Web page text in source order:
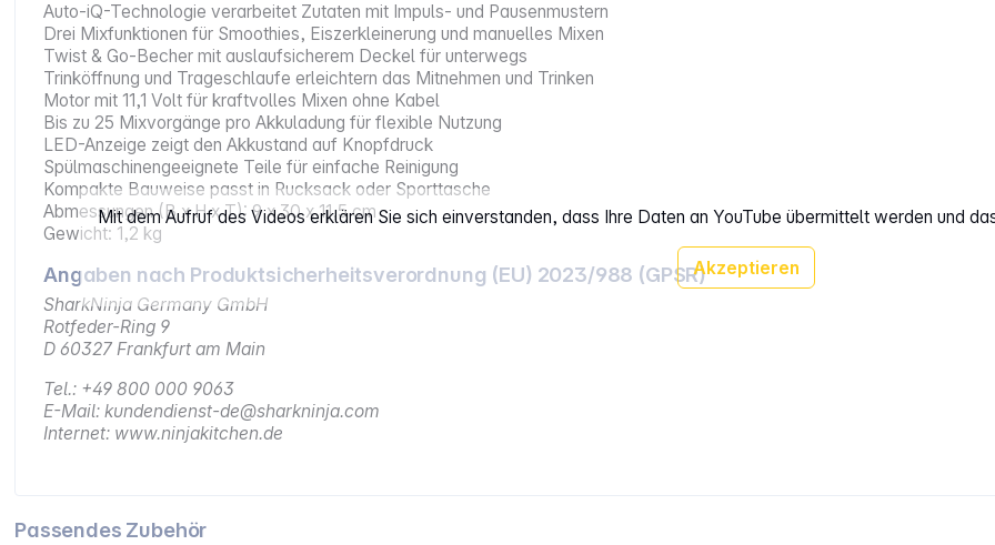
Mit dem Aufruf des Videos erklären Sie sich einverstanden, dass Ihre Daten an YouTube übermittelt werden und
Akzeptieren
Auto-iQ-Technologie verarbeitet Zutaten mit Impuls- und Pausenmustern
Drei Mixfunktionen für Smoothies, Eiszerkleinerung und manuelles Mixen
Twist & Go-Becher mit auslaufsicherem Deckel für unterwegs
Trinköffnung und Trageschlaufe erleichtern das Mitnehmen und Trinken
Motor mit 11,1 Volt für kraftvolles Mixen ohne Kabel
Bis zu 25 Mixvorgänge pro Akkuladung für flexible Nutzung
LED-Anzeige zeigt den Akkustand auf Knopfdruck
Spülmaschinengeeignete Teile für einfache Reinigung
Kompakte Bauweise passt in Rucksack oder Sporttasche
Abmessungen (B x H x T): 9 x 30 x 11,5 cm
Gewicht: 1,2 kg
Angaben nach Produktsicherheitsverordnung (EU) 2023/988 (GPSR)
SharkNinja Germany GmbH
Rotfeder-Ring 9
D 60327 Frankfurt am Main
Tel.: +49 800 000 9063
E-Mail: kundendienst-de@sharkninja.com
Internet: www.ninjakitchen.de
Passendes Zubehör